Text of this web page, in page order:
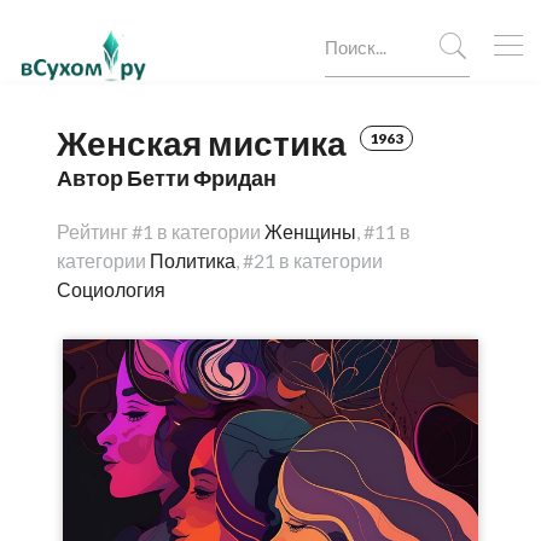
Женская мистика 1963
Автор Бетти Фридан
Рейтинг#1 в категории Женщины,#11 в
категории Политика,#21 в категории
Социология